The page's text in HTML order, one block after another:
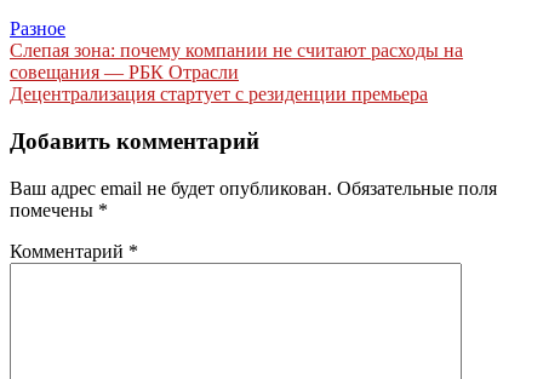
Разное
Навигация
по
Слепая зона: почему компании не считают расходы на
совещания — РБК Отрасли
Децентрализация стартует с резиденции премьера
Добавить комментарий
Ваш адрес email не будет опубликован. Обязательные поля
помечены *
Комментарий *